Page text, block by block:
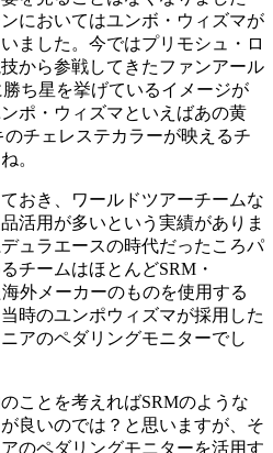
においてはユンボ・ウィズマが
ました。今ではプリモシュ・ロ
から参戦してきたファンアール
勝ち星を挙げているイメージが
ポ・ウィズマといえばあの黄
チェレステカラーが映えるチ
。
おき、ワールドツアーチームな
活用が多いという実績がありま
ュラエースの時代だったころパ
チームはほとんどSRM・
外メーカーのものを使用する
時のユンポウィズマが採用した
アのペダリングモニターでし
ことを考えればSRMのような
良いのでは？と思いますが、そ
のペダリングモニターを活用す